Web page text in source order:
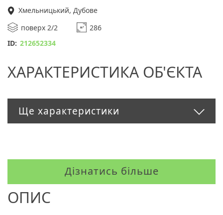
Хмельницький, Дубове
поверх 2/2
286
ID: 212652334
ХАРАКТЕРИСТИКА ОБ'ЄКТА
Ще характеристики
Дізнатись більше
ОПИС